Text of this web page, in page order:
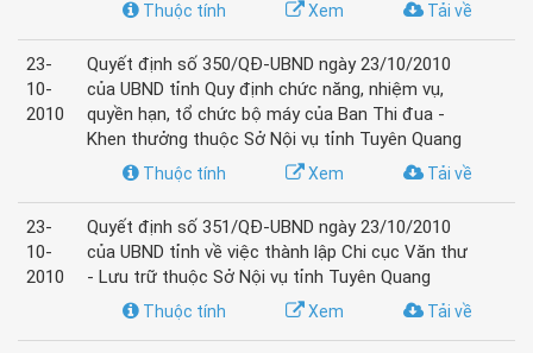
Tải về
Xem
Thuộc tính
23-
10-
2010
Quyết định số 350/QĐ-UBND ngày 23/10/2010
của UBND tỉnh Quy định chức năng, nhiệm vụ,
quyền hạn, tổ chức bộ máy của Ban Thi đua -
Khen thưởng thuộc Sở Nội vụ tỉnh Tuyên Quang
Tải về
Xem
Thuộc tính
23-
10-
2010
Quyết định số 351/QĐ-UBND ngày 23/10/2010
của UBND tỉnh về việc thành lập Chi cục Văn thư
- Lưu trữ thuộc Sở Nội vụ tỉnh Tuyên Quang
Tải về
Xem
Thuộc tính